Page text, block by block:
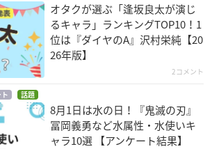
オタクが選ぶ「逢坂良太が演じ
るキャラ」ランキングTOP10！1
位は『ダイヤのA』沢村栄純【20
26年版】
2コメント
ト 話題
8月1日は水の日！『鬼滅の刃』
冨岡義勇など水属性・水使いキ
ャラ10選 【アンケート結果】